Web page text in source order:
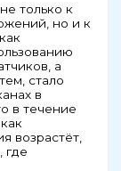
только к
но и к
а
стало
в
в течение
возрастёт,
где